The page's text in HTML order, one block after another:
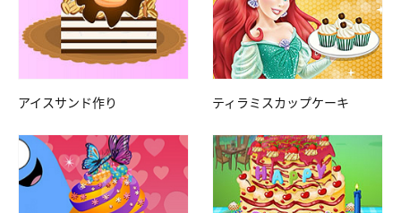
アイスサンド作り ティラミスカップケーキ